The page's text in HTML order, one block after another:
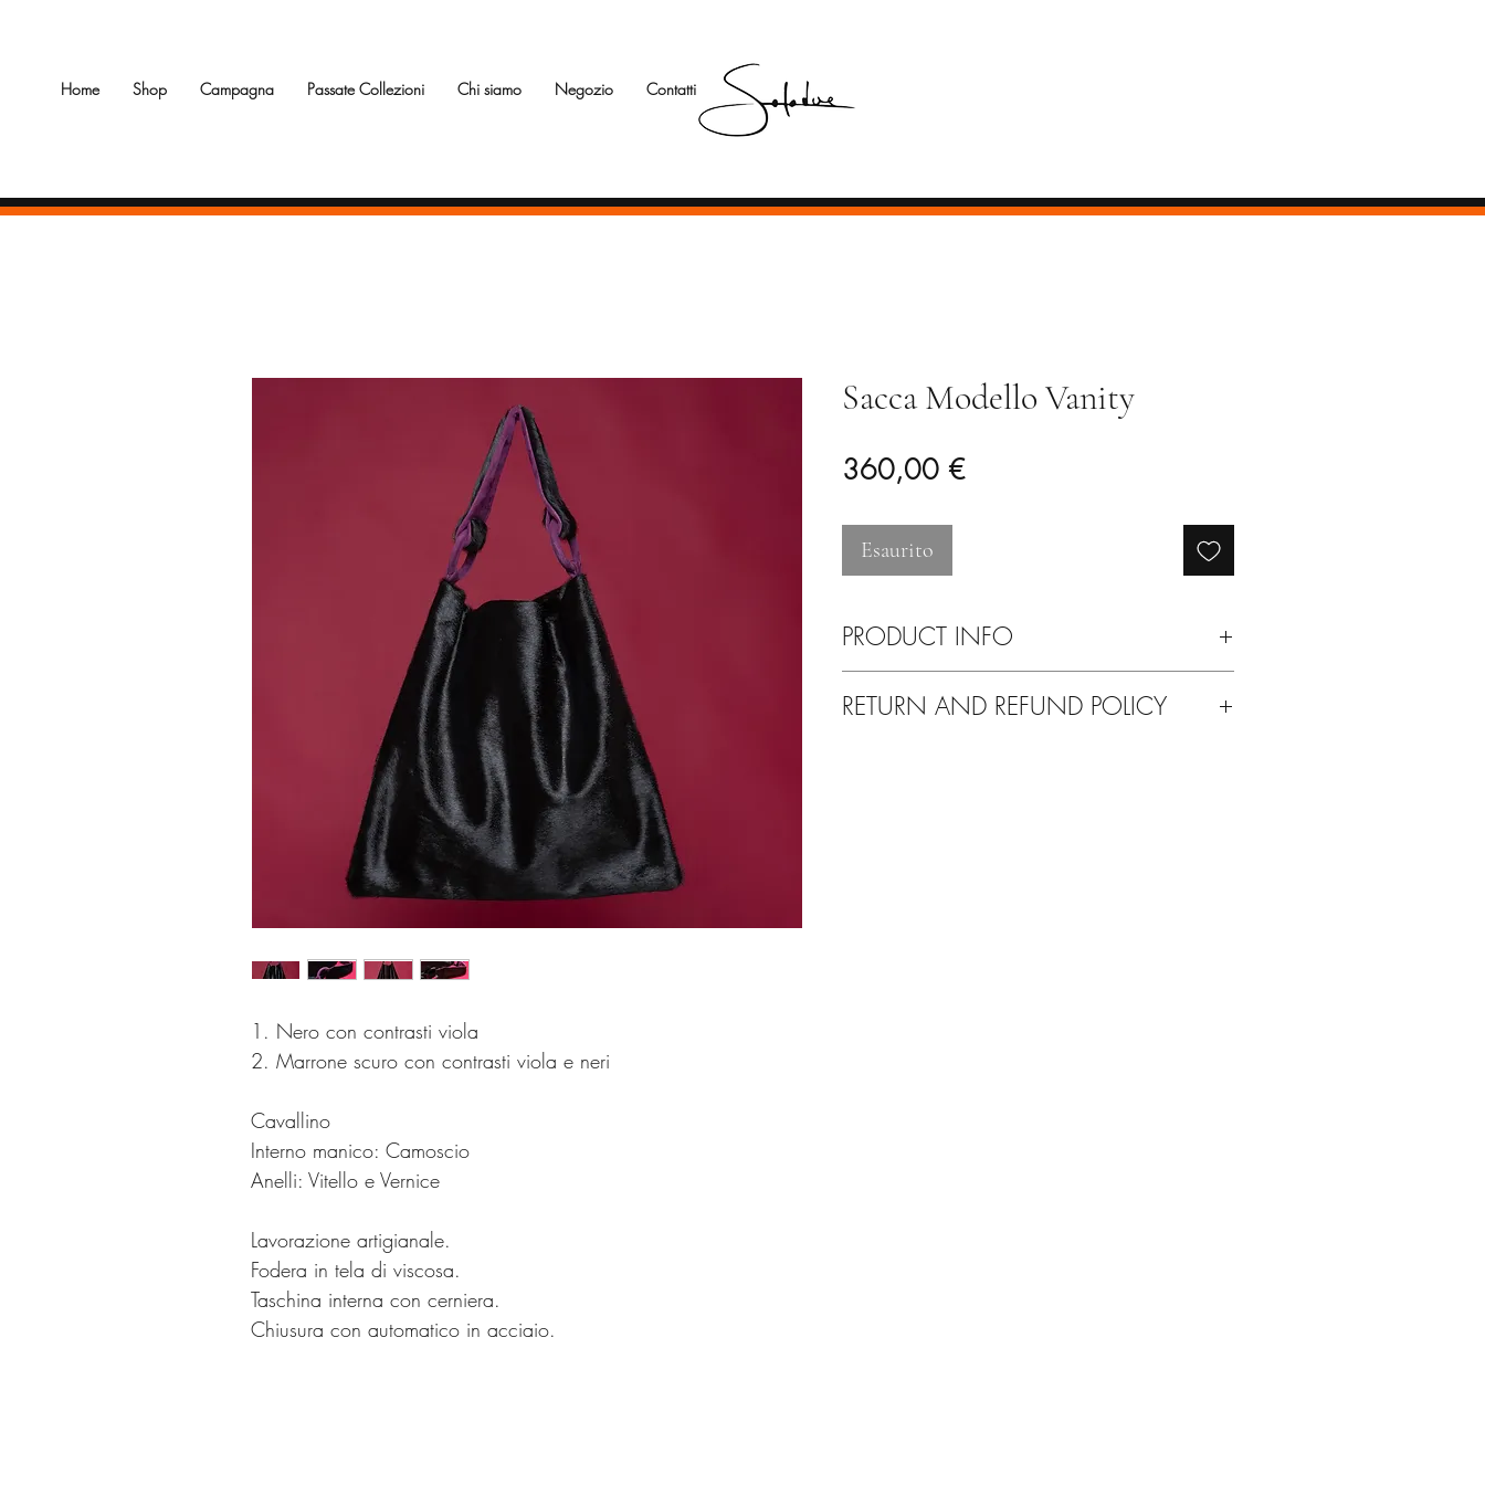
Home Shop Campagna Passate Collezioni Chi siamo Negozio Contatti
1.⁠ ⁠Nero con contrasti viola
2.⁠ ⁠Marrone scuro con contrasti viola e neri
Cavallino
Interno manico: Camoscio
Anelli: Vitello e Vernice
Lavorazione artigianale.
Fodera in tela di viscosa.
Taschina interna con cerniera.
Chiusura con automatico in acciaio.
Sacca Modello Vanity
360,00 €Prezzo
Esaurito
PRODUCT INFO
RETURN AND REFUND POLICY